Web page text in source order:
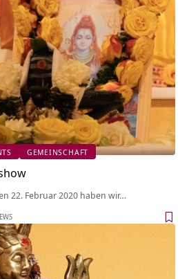
GEMEINSCHAFT
22. Februar 2020 haben wir…